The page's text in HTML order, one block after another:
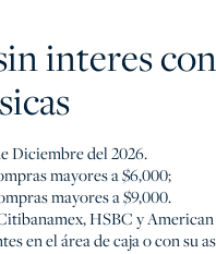
interes
Diciembre del 2026.
mayores a $6,000;
mayores a $9,000.
HSBC y
en el área de caja o con su